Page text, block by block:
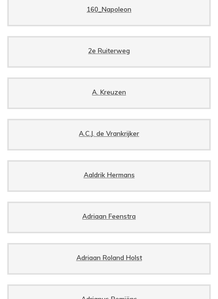
160_Napoleon
2e Ruiterweg
A. Kreuzen
A.C.J. de Vrankrijker
Aaldrik Hermans
Adriaan Feenstra
Adriaan Roland Holst